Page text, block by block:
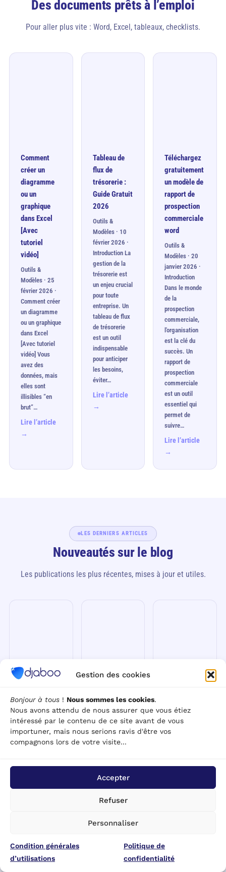
Gestion des cookies
Bonjour à tous ! Nous sommes les cookies.
Nous avons attendu de nous assurer que vous étiez
intéressé par le contenu de ce site avant de vous
importuner, mais nous serions ravis d'être vos
compagnons lors de votre visite...
Accepter
Refuser
Personnaliser
Condition générales
d’utilisations
Politique de
confidentialité
Des documents prêts à l’emploi
Pour aller plus vite : Word, Excel, tableaux, checklists.
Comment
créer un
diagramme
ou un
graphique
dans Excel
[Avec
tutoriel
vidéo]
Outils &
Modèles · 25
février 2026 ·
Comment créer
un diagramme
ou un graphique
dans Excel
[Avec tutoriel
vidéo] Vous
avez des
données, mais
elles sont
illisibles “en
brut”…
Lire l’article
→
Tableau de
flux de
trésorerie :
Guide Gratuit
2026
Outils &
Modèles · 10
février 2026 ·
Introduction La
gestion de la
trésorerie est
un enjeu crucial
pour toute
entreprise. Un
tableau de flux
de trésorerie
est un outil
indispensable
pour anticiper
les besoins,
éviter…
Lire l’article
→
Téléchargez
gratuitement
un modèle de
rapport de
prospection
commerciale
word
Outils &
Modèles · 20
janvier 2026 ·
Introduction
Dans le monde
de la
prospection
commerciale,
l'organisation
est la clé du
succès. Un
rapport de
prospection
commerciale
est un outil
essentiel qui
permet de
suivre…
Lire l’article
→
LES DERNIERS ARTICLES
Nouveautés sur le blog
Les publications les plus récentes, mises à jour et utiles.
Les 12
meilleurs
logiciels de
gestion
en 2026
Ventes · 3
commerciale
jouent un rôle
Factur-X :
L'outil
incontournable
pour une
électronique
efficace
Devis · 1 mars
ce que Factur-X
fonctionne ce
format hybride
Comment
créer un
diagramme
dans Excel
tutoriel
Comment créer
un diagramme